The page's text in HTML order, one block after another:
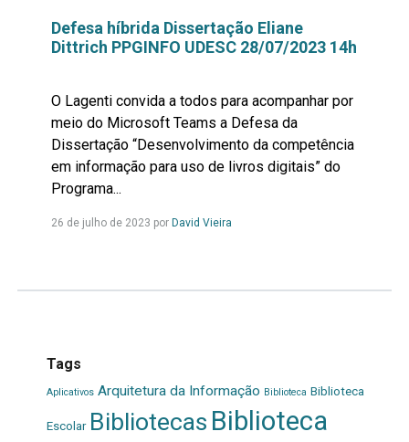
Defesa híbrida Dissertação Eliane
Dittrich PPGINFO UDESC 28/07/2023 14h
O Lagenti convida a todos para acompanhar por
meio do Microsoft Teams a Defesa da
Dissertação “Desenvolvimento da competência
em informação para uso de livros digitais” do
Programa...
26 de julho de 2023 por David VieiraLeia
Tags
Aplicativos Arquitetura da Informação Biblioteca Biblioteca
Escolar Bibliotecas Biblioteca